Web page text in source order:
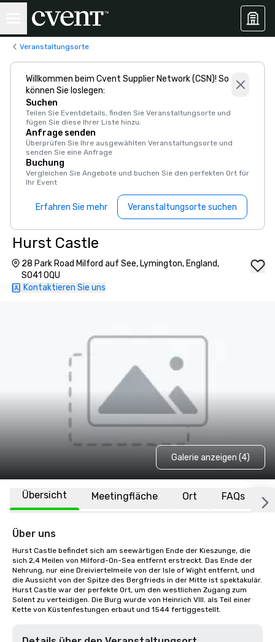
Veranstaltungsorte
Willkommen beim Cvent Supplier Network (CSN)! So
können Sie loslegen:
Suchen
Teilen Sie Eventdetails, finden Sie Veranstaltungsorte und
fügen Sie diese Ihrer Liste hinzu.
Anfrage senden
Überprüfen Sie Ihre ausgewählten Veranstaltungsorte und
senden Sie eine Anfrage
Buchung
Vergleichen Sie Angebote und buchen Sie den perfekten Ort für
Ihr Event
Erfahren Sie mehr Veranstaltungsorte suchen
Hurst Castle
28 Park Road Milford auf See, Lymington, England,
SO41 0QU
Kontaktieren Sie uns
Galerie anzeigen (4)
Übersicht Meetingfläche Ort FAQs
Über uns
Hurst Castle befindet sich am seewärtigen Ende der Kieszunge, die
sich 2,4 Meilen von Milford-On-Sea entfernt erstreckt. Das Ende der
Nehrung, nur eine Dreiviertelmeile von der Isle of Wight entfernt, und
die Aussicht von der Spitze des Bergfrieds in der Mitte ist spektakulär.
Hurst Castle war der perfekte Ort, um den westlichen Zugang zum
Solent zu verteidigen. Die Burg wurde von Heinrich VIII. als Teil einer
Kette von Küstenfestungen erbaut und 1544 fertiggestellt.